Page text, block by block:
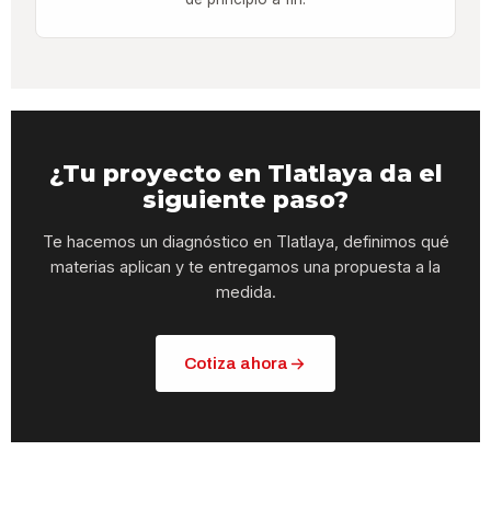
¿Tu proyecto en Tlatlaya da el
siguiente paso?
Te hacemos un diagnóstico en Tlatlaya, definimos qué
materias aplican y te entregamos una propuesta a la
medida.
Cotiza ahora